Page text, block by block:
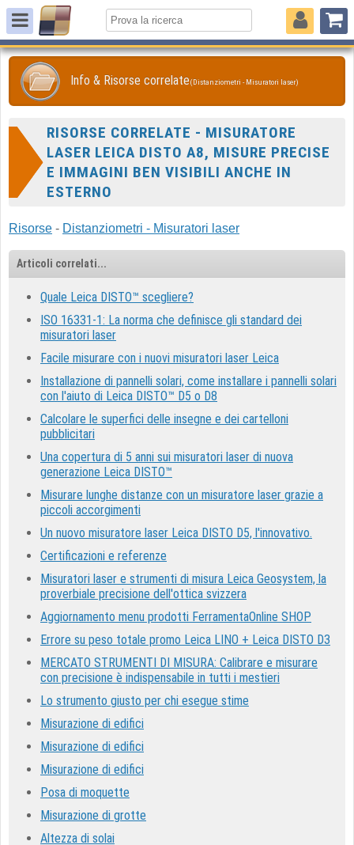
Info & Risorse correlate(Distanziometri - Misuratori laser)
RISORSE CORRELATE - MISURATORE
LASER LEICA DISTO A8, MISURE PRECISE
E IMMAGINI BEN VISIBILI ANCHE IN
ESTERNO
Risorse - Distanziometri - Misuratori laser
Articoli correlati...
Quale Leica DISTO™ scegliere?
ISO 16331-1: La norma che definisce gli standard dei
misuratori laser
Facile misurare con i nuovi misuratori laser Leica
Installazione di pannelli solari, come installare i pannelli solari
con l'aiuto di Leica DISTO™ D5 o D8
Calcolare le superfici delle insegne e dei cartelloni
pubblicitari
Una copertura di 5 anni sui misuratori laser di nuova
generazione Leica DISTO™
Misurare lunghe distanze con un misuratore laser grazie a
piccoli accorgimenti
Un nuovo misuratore laser Leica DISTO D5, l'innovativo.
Certificazioni e referenze
Misuratori laser e strumenti di misura Leica Geosystem, la
proverbiale precisione dell'ottica svizzera
Aggiornamento menu prodotti FerramentaOnline SHOP
Errore su peso totale promo Leica LINO + Leica DISTO D3
MERCATO STRUMENTI DI MISURA: Calibrare e misurare
con precisione è indispensabile in tutti i mestieri
Lo strumento giusto per chi esegue stime
Misurazione di edifici
Misurazione di edifici
Misurazione di edifici
Posa di moquette
Misurazione di grotte
Altezza di solai